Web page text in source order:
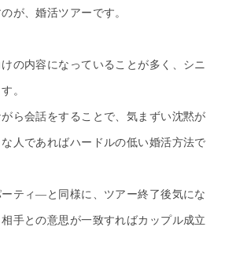
が、婚活ツアーです。
の内容になっていることが多く、シニ
。
ら会話をすることで、気まずい沈黙が
人であればハードルの低い婚活方法で
ティ―と同様に、ツアー終了後気にな
手との意思が一致すればカップル成立